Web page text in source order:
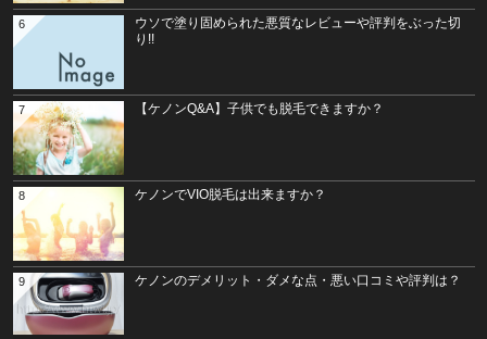
ウソで塗り固められた悪質なレビューや評判をぶった切
り!!
6
【ケノンQ&A】子供でも脱毛できますか？
7
ケノンでVIO脱毛は出来ますか？
8
ケノンのデメリット・ダメな点・悪い口コミや評判は？
9